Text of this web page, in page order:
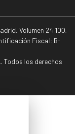
Volumen 24.100,
Fiscal: B-
Todos los derechos